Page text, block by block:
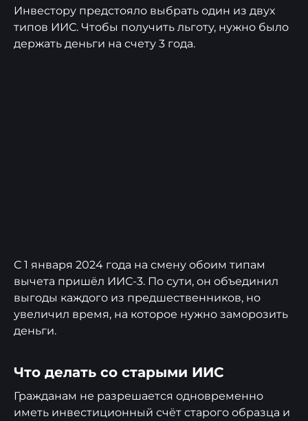
Инвестору предстояло выбрать один из двух
типов ИИС. Чтобы получить льготу, нужно было
держать деньги на счету 3 года.
С 1 января 2024 года на смену обоим типам
вычета пришёл ИИС-3. По сути, он объединил
выгоды каждого из предшественников, но
увеличил время, на которое нужно заморозить
деньги.
Что делать со старыми ИИС
Гражданам не разрешается одновременно
иметь инвестиционный счёт старого образца и